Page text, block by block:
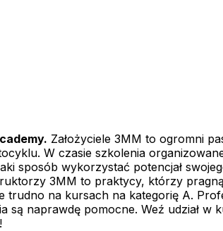
Założyciele 3MM to ogromni
W czasie szkolenia
sposób wykorzystać potencjał
3MM to praktycy, którzy
na kursach na kategorię A.
naprawdę pomocne. Weź udział w